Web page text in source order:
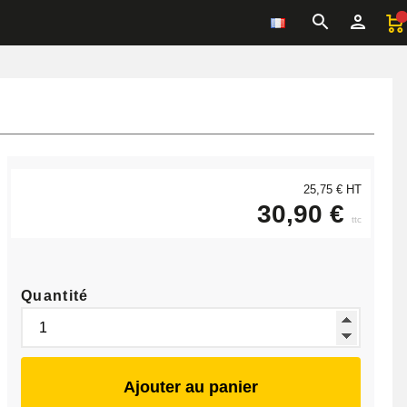
25,75 € HT
30,90 € ttc
Quantité
Ajouter au panier